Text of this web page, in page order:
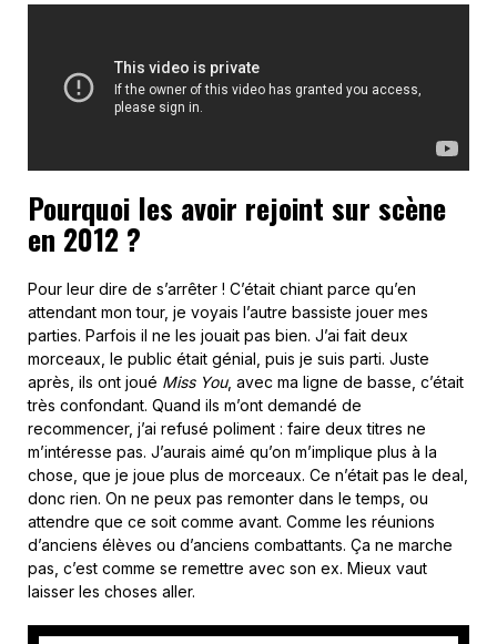
Pourquoi les avoir rejoint sur scène
en 2012 ?
Pour leur dire de s’arrêter ! C’était chiant parce qu’en
attendant mon tour, je voyais l’autre bassiste jouer mes
parties. Parfois il ne les jouait pas bien. J’ai fait deux
morceaux, le public était génial, puis je suis parti. Juste
après, ils ont joué Miss You, avec ma ligne de basse, c’était
très confondant. Quand ils m’ont demandé de
recommencer, j’ai refusé poliment : faire deux titres ne
m’intéresse pas. J’aurais aimé qu’on m’implique plus à la
chose, que je joue plus de morceaux. Ce n’était pas le deal,
donc rien. On ne peux pas remonter dans le temps, ou
attendre que ce soit comme avant. Comme les réunions
d’anciens élèves ou d’anciens combattants. Ça ne marche
pas, c’est comme se remettre avec son ex. Mieux vaut
laisser les choses aller.